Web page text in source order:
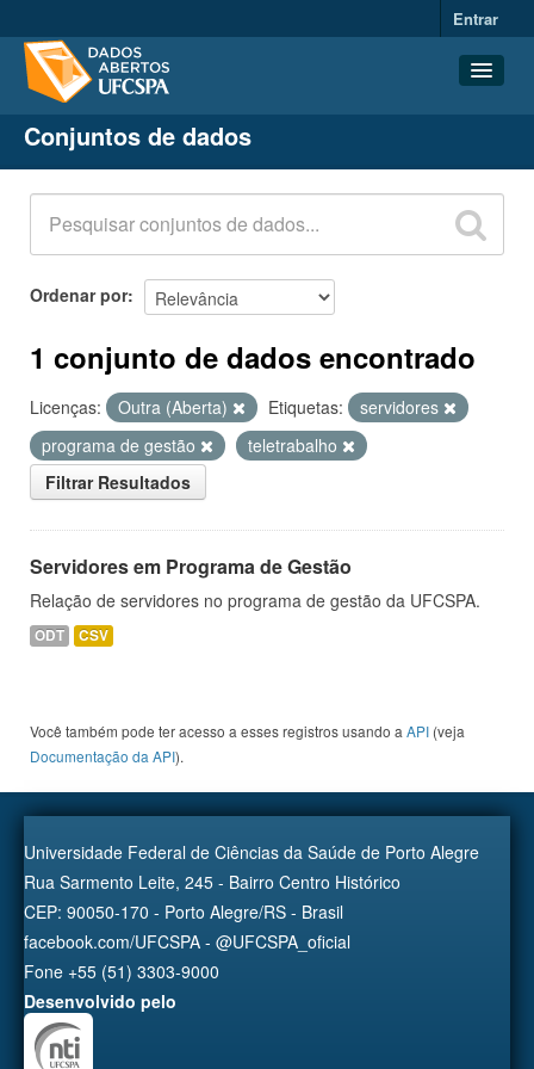
Entrar
Conjuntos de dados
Organizações
Grupos
Sobre
Conjuntos de dados
Ordenar por
1 conjunto de dados encontrado
Licenças: Outra (Aberta) Etiquetas:
servidores
programa de gestão
teletrabalho
Filtrar Resultados
Servidores em Programa de Gestão
Relação de servidores no programa de gestão da UFCSPA.
ODT CSV
Você também pode ter acesso a esses registros usando a API (veja
Documentação da API).
Universidade Federal de Ciências da Saúde de Porto Alegre
Rua Sarmento Leite, 245 - Bairro Centro Histórico
CEP: 90050-170 - Porto Alegre/RS - Brasil
facebook.com/UFCSPA - @UFCSPA_oficial
Fone +55 (51) 3303-9000
Desenvolvido pelo